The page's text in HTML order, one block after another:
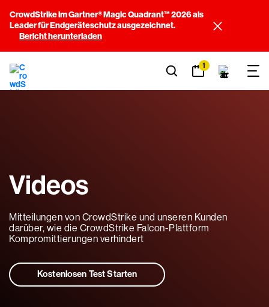
CrowdStrike im Gartner® Magic Quadrant™ 2026 als
Leader für Endgeräteschutz ausgezeichnet.
Bericht herunterladen
1
Videos
Mitteilungen von CrowdStrike und unseren Kunden
darüber, wie die CrowdStrike Falcon-Plattform
Kompromittierungen verhindert
Kostenlosen Test Starten